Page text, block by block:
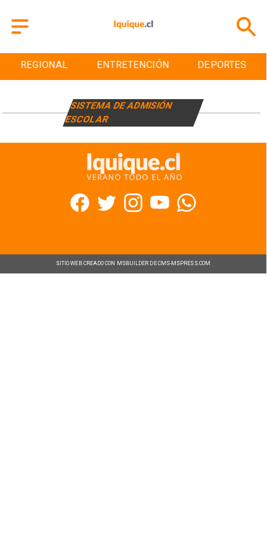
REGIONAL ENTRETENCIÓN DEPORTES
SISTEMA DE ADMISIÓN
ESCOLAR
SITIO WEB CREADO CON MSBUILDER DE CMS-MSPRESS.COM